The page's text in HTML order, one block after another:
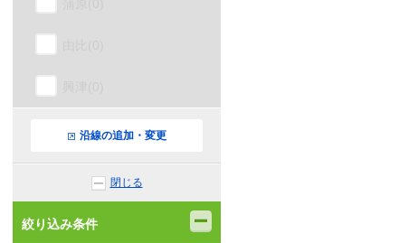
清水(0)
沿線の追加・変更
閉じる
絞り込み条件